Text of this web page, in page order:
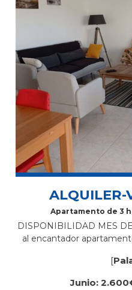
ALQUILER-
Apartamento de 3
DISPONIBILIDAD MES
al encantador
ubicado en el
[
Junio: